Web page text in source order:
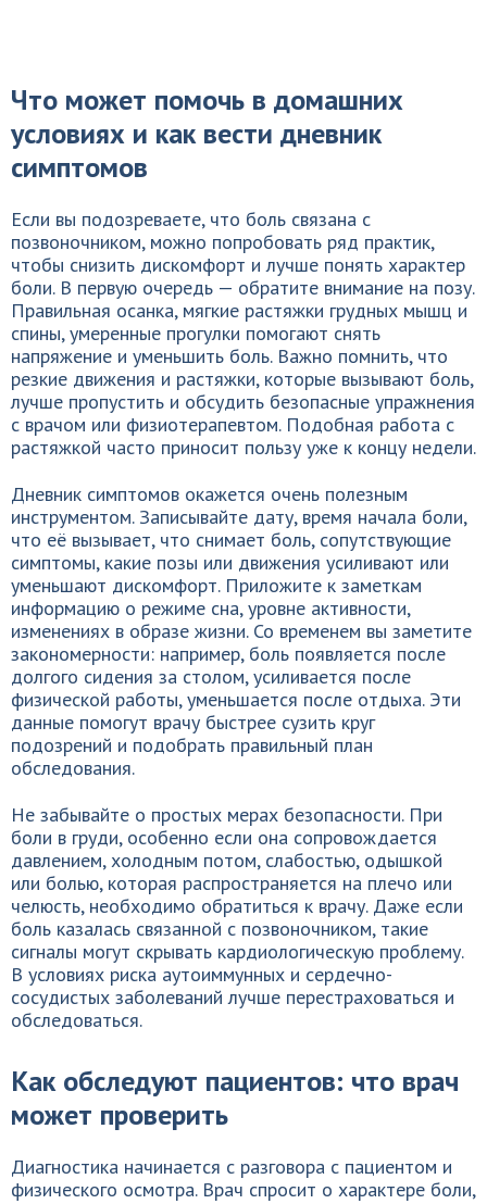
Что может помочь в домашних
условиях и как вести дневник
симптомов
Если вы подозреваете, что боль связана с
позвоночником, можно попробовать ряд практик,
чтобы снизить дискомфорт и лучше понять характер
боли. В первую очередь — обратите внимание на позу.
Правильная осанка, мягкие растяжки грудных мышц и
спины, умеренные прогулки помогают снять
напряжение и уменьшить боль. Важно помнить, что
резкие движения и растяжки, которые вызывают боль,
лучше пропустить и обсудить безопасные упражнения
с врачом или физиотерапевтом. Подобная работа с
растяжкой часто приносит пользу уже к концу недели.
Дневник симптомов окажется очень полезным
инструментом. Записывайте дату, время начала боли,
что её вызывает, что снимает боль, сопутствующие
симптомы, какие позы или движения усиливают или
уменьшают дискомфорт. Приложите к заметкам
информацию о режиме сна, уровне активности,
изменениях в образе жизни. Со временем вы заметите
закономерности: например, боль появляется после
долгого сидения за столом, усиливается после
физической работы, уменьшается после отдыха. Эти
данные помогут врачу быстрее сузить круг
подозрений и подобрать правильный план
обследования.
Не забывайте о простых мерах безопасности. При
боли в груди, особенно если она сопровождается
давлением, холодным потом, слабостью, одышкой
или болью, которая распространяется на плечо или
челюсть, необходимо обратиться к врачу. Даже если
боль казалась связанной с позвоночником, такие
сигналы могут скрывать кардиологическую проблему.
В условиях риска аутоиммунных и сердечно-
сосудистых заболеваний лучше перестраховаться и
обследоваться.
Как обследуют пациентов: что врач
может проверить
Диагностика начинается с разговора с пациентом и
физического осмотра. Врач спросит о характере боли,